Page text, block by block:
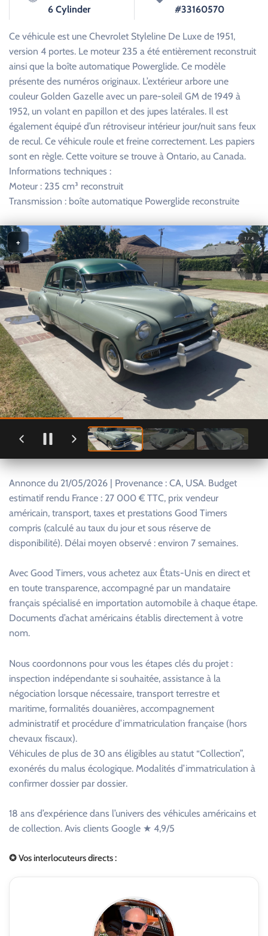
6 Cylinder #33160570
Ce véhicule est une Chevrolet Styleline De Luxe de 1951,
version 4 portes. Le moteur 235 a été entièrement reconstruit
ainsi que la boîte automatique Powerglide. Ce modèle
présente des numéros originaux. L’extérieur arbore une
couleur Golden Gazelle avec un pare-soleil GM de 1949 à
1952, un volant en papillon et des jupes latérales. Il est
également équipé d’un rétroviseur intérieur jour/nuit sans feux
de recul. Ce véhicule roule et freine correctement. Les papiers
sont en règle. Cette voiture se trouve à Ontario, au Canada.
Informations techniques :
Moteur : 235 cm³ reconstruit
Transmission : boîte automatique Powerglide reconstruite
1 / 4
+
Annonce du 21/05/2026 | Provenance : CA, USA. Budget
estimatif rendu France : 27 000 € TTC, prix vendeur
américain, transport, taxes et prestations Good Timers
compris (calculé au taux du jour et sous réserve de
disponibilité). Délai moyen observé : environ 7 semaines.
Avec Good Timers, vous achetez aux États-Unis en direct et
en toute transparence, accompagné par un mandataire
français spécialisé en importation automobile à chaque étape.
Documents d’achat américains établis directement à votre
nom.
Nous coordonnons pour vous les étapes clés du projet :
inspection indépendante si souhaitée, assistance à la
négociation lorsque nécessaire, transport terrestre et
maritime, formalités douanières, accompagnement
administratif et procédure d’immatriculation française (hors
chevaux fiscaux).
Véhicules de plus de 30 ans éligibles au statut “Collection”,
exonérés du malus écologique. Modalités d’immatriculation à
confirmer dossier par dossier.
18 ans d’expérience dans l’univers des véhicules américains et
de collection. Avis clients Google ★ 4,9/5
✪ Vos interlocuteurs directs :